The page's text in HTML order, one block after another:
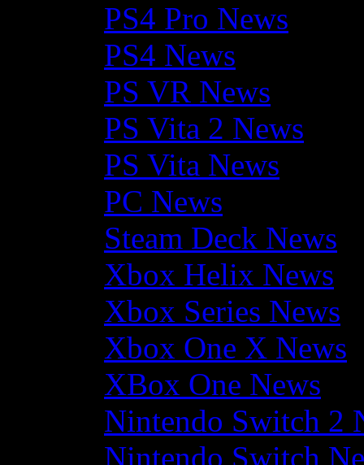
PS4 Pro News
PS4 News
PS VR News
PS Vita 2 News
PS Vita News
PC News
Steam Deck News
Xbox Helix News
Xbox Series News
Xbox One X News
XBox One News
Nintendo Switch 2
Nintendo Switch